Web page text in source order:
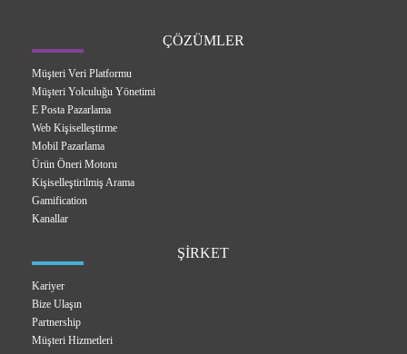
ÇÖZÜMLER
Müşteri Veri Platformu
Müşteri Yolculuğu Yönetimi
E Posta Pazarlama
Web Kişiselleştirme
Mobil Pazarlama
Ürün Öneri Motoru
Kişiselleştirilmiş Arama
Gamification
Kanallar
ŞİRKET
Kariyer
Bize Ulaşın
Partnership
Müşteri Hizmetleri